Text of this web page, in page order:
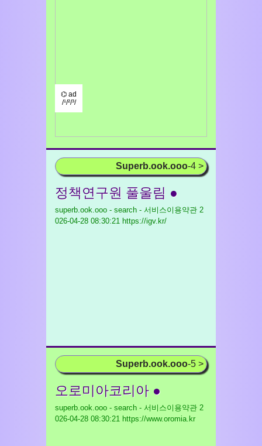
⌬ ad
/¹/²/³/
Superb.ook.ooo-4 >
정책연구원 풀울림 ●
superb.ook.ooo - search - 서비스이용약관 2
026-04-28 08:30:21 https://igv.kr/
Superb.ook.ooo-5 >
오로미아코리아 ●
superb.ook.ooo - search - 서비스이용약관 2
026-04-28 08:30:21 https://www.oromia.kr